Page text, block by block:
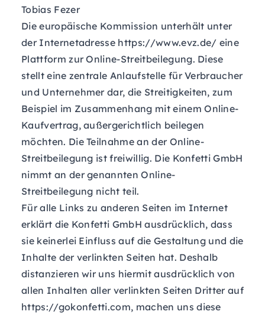
Tobias Fezer
Die europäische Kommission unterhält unter
der Internetadresse https://www.evz.de/ eine
Plattform zur Online-Streitbeilegung. Diese
stellt eine zentrale Anlaufstelle für Verbraucher
und Unternehmer dar, die Streitigkeiten, zum
Beispiel im Zusammenhang mit einem Online-
Kaufvertrag, außergerichtlich beilegen
möchten. Die Teilnahme an der Online-
Streitbeilegung ist freiwillig. Die Konfetti GmbH
nimmt an der genannten Online-
Streitbeilegung nicht teil.
Für alle Links zu anderen Seiten im Internet
erklärt die Konfetti GmbH ausdrücklich, dass
sie keinerlei Einfluss auf die Gestaltung und die
Inhalte der verlinkten Seiten hat. Deshalb
distanzieren wir uns hiermit ausdrücklich von
allen Inhalten aller verlinkten Seiten Dritter auf
https://gokonfetti.com, machen uns diese